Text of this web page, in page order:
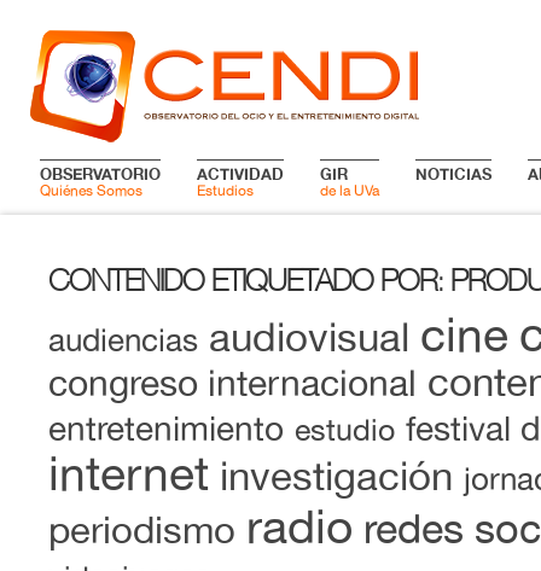
OBSERVATORIO
Quiénes Somos
ACTIVIDAD
Estudios
GIR
de la UVa
NOTICIAS
CONTENIDO ETIQUETADO POR:
audiencias audiovisual cine
congreso internacional
entretenimiento estudio festival
internet investigación
periodismo radio redes